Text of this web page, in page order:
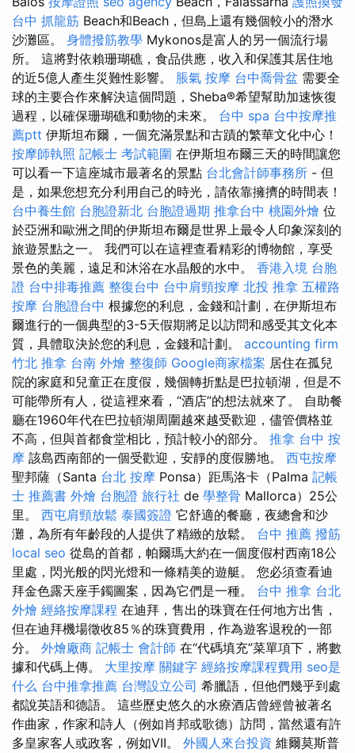
台中 抓龍筋 Beach和Beach，但島上還有幾個較小的潛水
沙灘區。 身體撥筋教學 Mykonos是富人的另一個流行場
所。 這將對依賴珊瑚礁，食品供應，收入和保護其居住地
的近5億人產生災難性影響。 脹氣 按摩 台中喬骨盆 需要全
球的主要合作來解決這個問題，Sheba®希望幫助加速​​恢復
過程，以確保珊瑚礁和動物的未來。 台中 spa 台中按摩推
薦ptt 伊斯坦布爾，一個充滿景點和古蹟的繁華文化中心！
按摩師執照 記帳士 考試範圍 在伊斯坦布爾三天的時間讓您
可以看一下這座城市最著名的景點 台北會計師事務所 - 但
是，如果您想充分利用自己的時光，請依靠擁擠的時間表！
台中養生館 台胞證新北 台胞證過期 推拿台中 桃園外燴 位
於亞洲和歐洲之間的伊斯坦布爾是世界上最令人印象深刻的
旅遊景點之一。 我們可以在這裡查看精彩的博物館，享受
景色的美麗，遠足和沐浴在水晶般的水中。 香港入境 台胞
證 台中排毒推薦 整復台中 台中肩頸按摩 北投 推拿 五權路
按摩 台胞證台中 根據您的利息，金錢和計劃，在伊斯坦布
爾進行的一個典型的3-5天假期將足以訪問和感受其文化本
質，具體取決於您的利息，金錢和計劃。 accounting firm
竹北 推拿 台南 外燴 整復師 Google商家檔案 居住在孤兒
院的家庭和兒童正在度假，幾個轉折點是巴拉頓湖，但是不
可能帶所有人，從這裡來看，“酒店”的想法就來了。 自助餐
廳在1960年代在巴拉頓湖周圍越來越受歡迎，儘管價格並
不高，但與首都食堂相比，預計較小的部分。 推拿 台中 按
摩 該島西南部的一個受歡迎，安靜的度假勝地。 西屯按摩
聖邦薩（Santa 台北 按摩 Ponsa）距馬洛卡（Palma 記帳
士 推薦書 外燴 台胞證 旅行社 de 學整骨 Mallorca）25公
里。 西屯肩頸放鬆 泰國簽證 它舒適的餐廳，夜總會和沙
灘，為所有年齡段的人提供了精緻的放鬆。 台中 推薦 撥筋
local seo 從島的首都，帕爾瑪大約在一個度假村西南18公
里處，閃光般的閃光燈和一條精美的遊艇。 您必須查看迪
拜金色露天座手鐲圖案，因為它們是一種。 台中 推拿 台北
外燴 經絡按摩課程 在迪拜，售出的珠寶在任何地方出售，
但在迪拜機場徵收85％的珠寶費用，作為遊客退稅的一部
分。 外燴廠商 記帳士 會計師 在“代碼填充”菜單項下，將數
據和代碼上傳。 大里按摩 關鍵字 經絡按摩課程費用 seo是
什么 台中推拿推薦 台灣設立公司 希臘語，但他們幾乎到處
都說英語和德語。 這些歷史悠久的水療酒店曾經曾被著名
作曲家，作家和詩人（例如肖邦或歌德）訪問，當然還有許
多皇家客人或政客，例如VII。 外國人來台投資 維爾莫斯普